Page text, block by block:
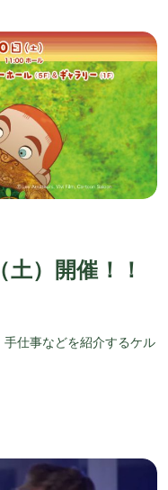
）開催！！
仕事などを紹介するケル